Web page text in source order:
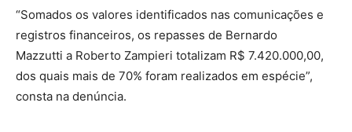
“Somados os valores identificados nas comunicações e
registros financeiros, os repasses de Bernardo
Mazzutti a Roberto Zampieri totalizam R$ 7.420.000,00,
dos quais mais de 70% foram realizados em espécie”,
consta na denúncia.